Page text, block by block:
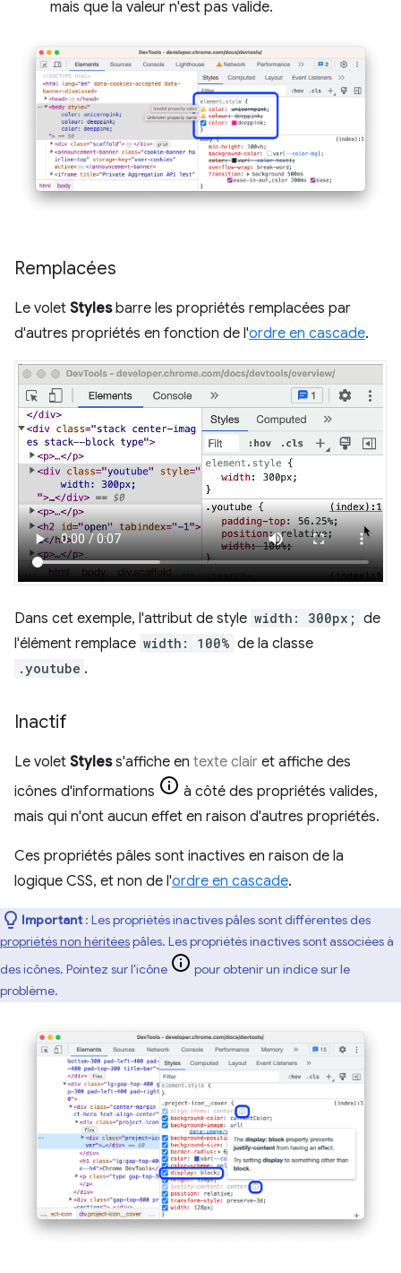
mais que la valeur n'est pas valide.
Remplacées
Le volet Stylesbarre les propriétés remplacées par
d'autres propriétés en fonction de l'ordre en cascade.
Dans cet exemple, l'attribut de style width: 300px; de
l'élément remplace width: 100% de la classe
.youtube .
Inactif
Le volet Styless'affiche en texte clair et affiche des
icônes d'informations
à côté des propriétés valides,
mais qui n'ont aucun effet en raison d'autres propriétés.
Ces propriétés pâles sont inactives en raison de la
logique CSS, et non de l'ordre en cascade.
Important : Les propriétés inactives pâles sont différentes des
propriétés non héritéespâles. Les propriétés inactives sont associées à
des icônes. Pointez sur l'icône
pour obtenir un indice sur le
problème.